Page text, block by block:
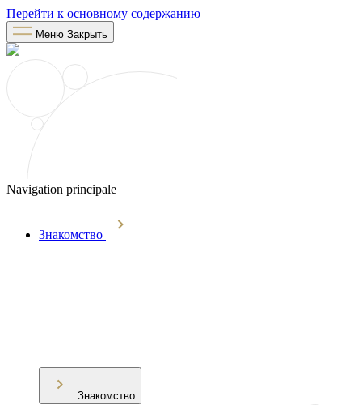
Перейти к основному содержанию
Меню Закрыть
Navigation principale
Знакомство
Знакомство